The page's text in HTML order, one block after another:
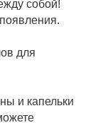
собой!
для
и капельки